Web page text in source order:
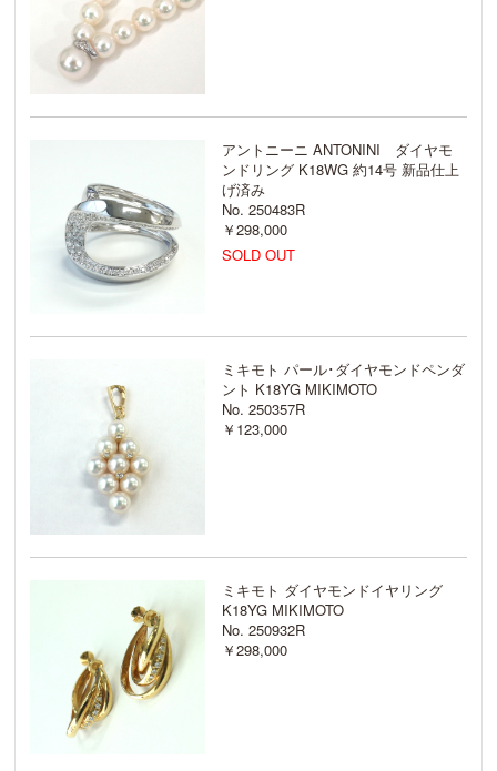
アントニーニ ANTONINI ダイヤモ
ンドリング K18WG 約14号 新品仕上
げ済み
No. 250483R
￥298,000
SOLD OUT
ミキモト パール･ダイヤモンドペンダ
ント K18YG MIKIMOTO
No. 250357R
￥123,000
ミキモト ダイヤモンドイヤリング
K18YG MIKIMOTO
No. 250932R
￥298,000